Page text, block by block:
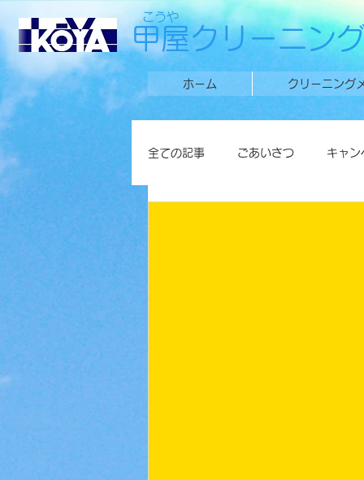
ホーム クリーニング
こうや
甲屋クリーニン
全ての記事 ごあいさつ キャン